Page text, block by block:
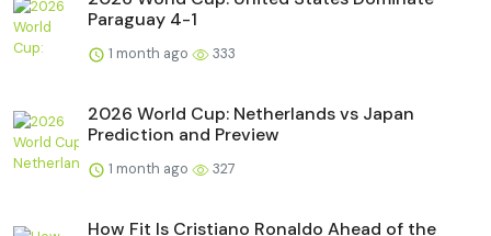
Paraguay 4-1
1 month ago 333
2026 World Cup: Netherlands vs Japan
Prediction and Preview
1 month ago 327
How Fit Is Cristiano Ronaldo Ahead of the